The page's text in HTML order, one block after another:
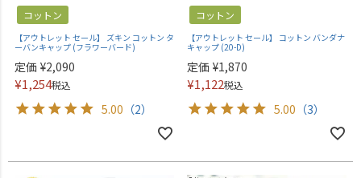
コットン
【アウトレット セール】 ズキン コットン タ
ーバンキャップ (フラワーバード)
定価 ¥2,090
¥1,254税込
5.00 （2）
コットン
【アウトレット セール】 コットン バンダナ
キャップ (20-D)
定価 ¥1,870
¥1,122税込
5.00 （3）